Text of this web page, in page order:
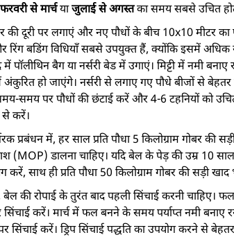
फरवरी से मार्चयाजुलाई से अगस्तका समय सबसे उचित
की दूरी पर लगाएं और नए पौधों के बीच 10x10 मीटर
बडिंग विधियाँ सबसे उपयुक्त हैं, क्योंकि इसमें अधिक
बैग या नर्सरी बेड में उगाएं। मिट्टी में नमी
हो जाएंगे। नर्सरी से लगाए गए पौधे बीजों से
समय पर पौधों की छंटाई करें और 4-6 टहनियों को
करें।
प्रबंधन में, हर साल प्रति पौधा 5 किलोग्राम गोबर की
(MOP) डालना चाहिए। यदि बेल के पेड़ की उम्र 10
साथ ही प्रति पौधा 50 किलोग्राम गोबर की सड़ी खाद
बेल की रोपाई के तुरंत बाद पहली सिंचाई करनी
सिंचाई करें। मार्च में फल बनने के समय पर्याप्त नमी
सिंचाई करें। ड्रिप सिंचाई पद्धति का उपयोग करने से